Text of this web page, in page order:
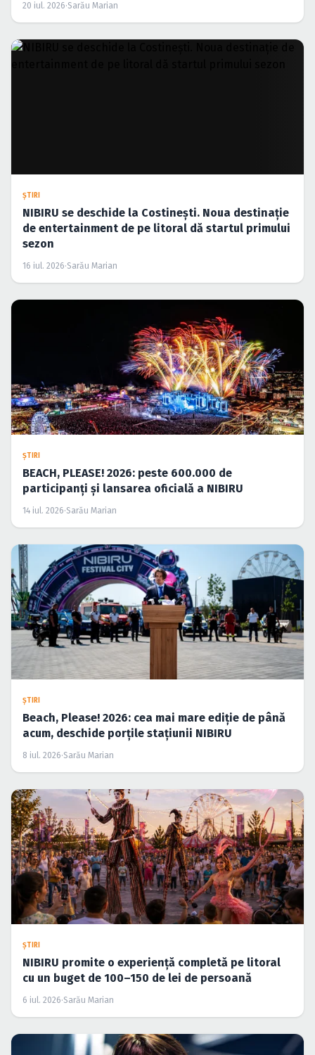
20 iul. 2026·Sarău Marian
ŞTIRI
NIBIRU se deschide la Costinești. Noua destinație
de entertainment de pe litoral dă startul primului
sezon
16 iul. 2026·Sarău Marian
ŞTIRI
BEACH, PLEASE! 2026: peste 600.000 de
participanți și lansarea oficială a NIBIRU
14 iul. 2026·Sarău Marian
ŞTIRI
Beach, Please! 2026: cea mai mare ediție de până
acum, deschide porțile stațiunii NIBIRU
8 iul. 2026·Sarău Marian
ŞTIRI
NIBIRU promite o experiență completă pe litoral
cu un buget de 100–150 de lei de persoană
6 iul. 2026·Sarău Marian